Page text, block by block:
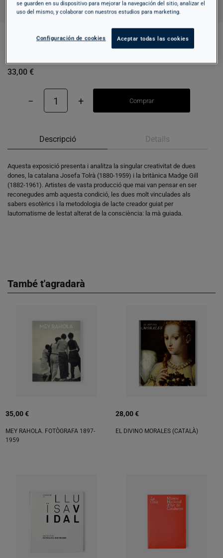
LA MÀ GUIADA. DONES VISIONÀRIES
33,00 €
− 1 + Comprar
Descripció Detalls
Aquesta exposició presenta i analitza la singular creativitat de dues
dones, la catalana Josefa Tolrà (1880-1959) i la britànica Madge Gill
(1882-1961). Artistes de vasta producció que mai van pensar en ser
reconegudes amb aquesta condició, les dues molt vinculades als
sabers esotèrics i la metodologia de lacte creador guiat per
lautomatisme de lestat alterat de la consciència: la mà guiada.
També t'agradarà
35,00 €
MEY RAHOLA. FOTÒGRAFA 1897-
1959
28,00 €
EL DIVINO MORALES (CATALÀ)
se guarden en su dispositivo para mejorar la navegación del sitio, analizar el
uso del mismo, y colaborar con nuestros estudios para marketing.
Configuración de cookies Aceptar todas las cookies